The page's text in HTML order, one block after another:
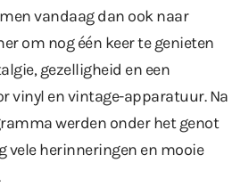
vandaag dan ook naar
om nog één keer te genieten
gezelligheid en een
vinyl en vintage-apparatuur. Na
werden onder het genot
vele herinneringen en mooie